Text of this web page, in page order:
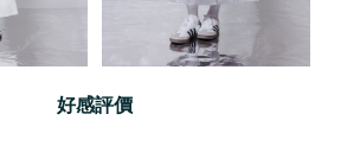
好感評價